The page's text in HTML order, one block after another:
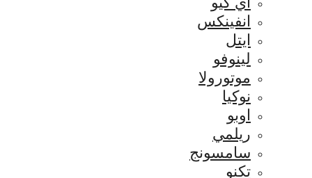
انفينكس
ايتل
لينوفو
موتورولا
نوكيا
اوبو
ريلمي
سامسونج
تكنو